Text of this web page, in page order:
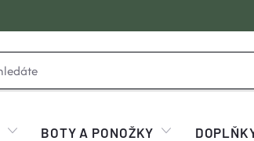
BOTY A PONOŽKY